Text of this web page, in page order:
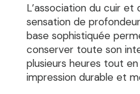
L’association du cuir et
sensation de
base sophistiquée
conserver toute son
plusieurs heures tout
impression durable et